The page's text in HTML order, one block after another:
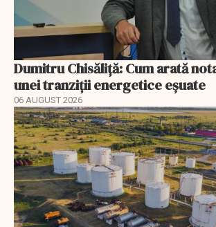
Dumitru Chisăliță: Cum arată
unei tranziții energetice eșuate
06 AUGUST 2026